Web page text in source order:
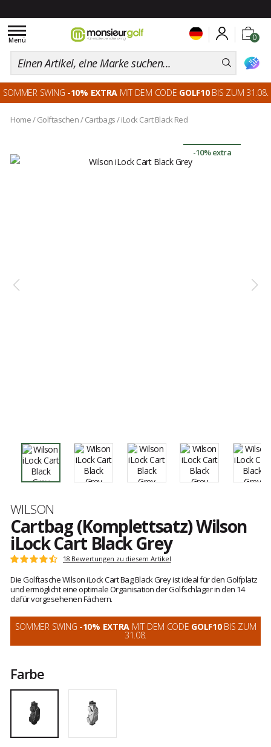
0
Toggle
navigation
Menü
SOMMER SWING -10% EXTRA MIT DEM CODE GOLF10BIS ZUM 31.08.
Home/ Golftaschen/Cartbags/iLock Cart Black Red
-10% extra
Marke
WILSON
Cartbag (Komplettsatz) Wilson
iLock Cart Black Grey
Kundenbewertungen
Note:
von
5
18 Bewertungen zu diesem Artikel
Die Golftasche Wilson iLock Cart Bag Black Grey ist ideal für den Golfplatz
und ermöglicht eine optimale Organisation der Golfschläger in den 14
dafür vorgesehenen Fächern.
SOMMER SWING -10% EXTRA MIT DEM CODE GOLF10BIS ZUM
31.08.
Farbe